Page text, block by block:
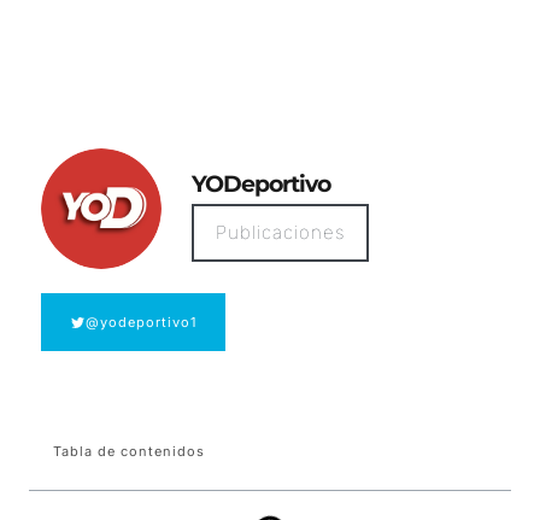
YODeportivo
Publicaciones
@yodeportivo1
Tabla de contenidos